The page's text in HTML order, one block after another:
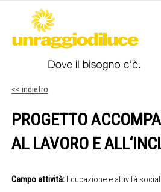
<< indietro
PROGETTO
AL LAVORO E
Campo attività: Educazione e attività sociali